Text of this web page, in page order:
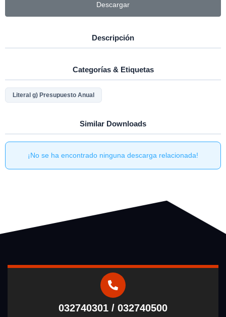
Descargar
Descripción
Categorías & Etiquetas
Literal g) Presupuesto Anual
Similar Downloads
¡No se ha encontrado ninguna descarga relacionada!
032740301 / 032740500